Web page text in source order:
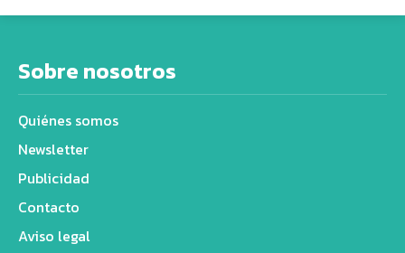
Sobre nosotros
Quiénes somos
Newsletter
Publicidad
Contacto
Aviso legal